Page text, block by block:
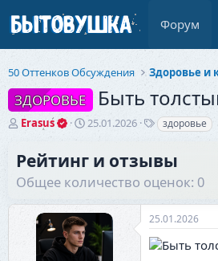
Форум
50 Оттенков Обсуждения
ЗДОРОВЬЕ Быть
А
о
р
е
Erasus
Д
н
ч
а
л
а
25.01.2026
Т
и
здоровье
Рейтинг и отзывы
Общее количество оценок: 0
25.01.2026